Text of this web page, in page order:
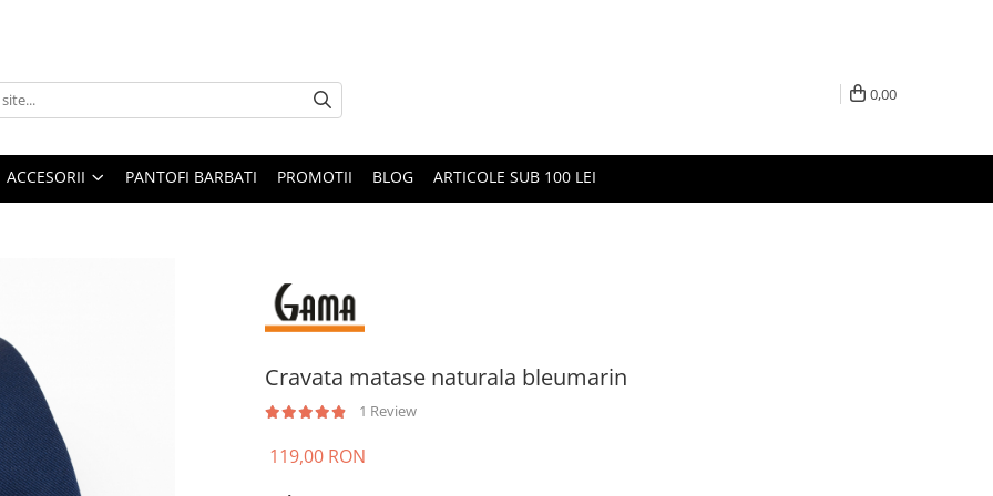
0,00
ACCESORII PANTOFI BARBATI PROMOTII BLOG ARTICOLE SUB 100 LEI
Cravata matase naturala bleumarin
1 Review
119,00 RON